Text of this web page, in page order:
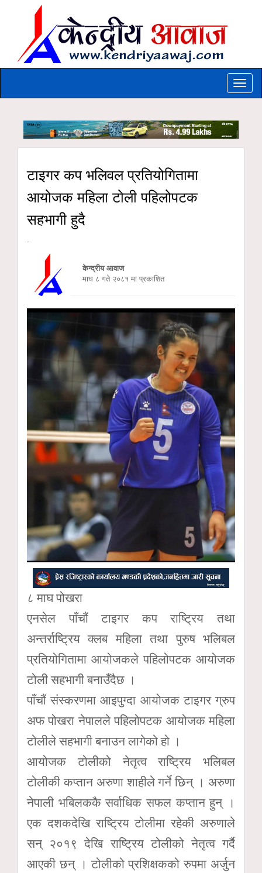
Toggle
टाइगर कप भलिवल प्रतियोगितामा
आयोजक महिला टोली पहिलोपटक
सहभागी हुदै
-
केन्द्रीय आवाज
माघ ८ गते २०८१ मा प्रकाशित
८ माघ पोखरा
एनसेल पाँचौं टाइगर कप राष्ट्रिय तथा
अन्तर्राष्ट्रिय क्लब महिला तथा पुरुष भलिबल
प्रतियोगितामा आयोजकले पहिलोपटक आयोजक
टोली सहभागी बनाउँदैछ ।
पाँचौं संस्करणमा आइपुग्दा आयोजक टाइगर ग्रुप
अफ पोखरा नेपालले पहिलोपटक आयोजक महिला
टोलीले सहभागी बनाउन लागेको हो ।
आयोजक टोलीको नेतृत्व राष्ट्रिय भलिबल
टोलीकी कप्तान अरुणा शाहीले गर्ने छिन् । अरुणा
नेपाली भबिलककै सर्वाधिक सफल कप्तान हुन् ।
एक दशकदेखि राष्ट्रिय टोलीमा रहेकी अरुणाले
सन् २०१९ देखि राष्ट्रिय टोलीको नेतृत्व गर्दै
आएकी छन् । टोलीको प्रशिक्षकको रुपमा अर्जुन